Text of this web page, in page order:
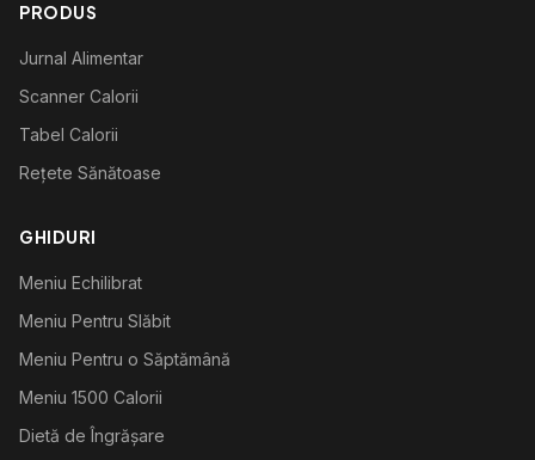
PRODUS
Jurnal Alimentar
Scanner Calorii
Tabel Calorii
Rețete Sănătoase
GHIDURI
Meniu Echilibrat
Meniu Pentru Slăbit
Meniu Pentru o Săptămână
Meniu 1500 Calorii
Dietă de Îngrășare